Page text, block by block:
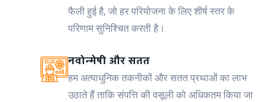
फैली हुई है, जो हर परियोजना के लिए शीर्ष स्तर के
परिणाम सुनिश्चित करती है।
नवोन्मेषी और सतत
हम अत्याधुनिक तकनीकों और सतत प्रथाओं का लाभ
उठाते हैं ताकि संपत्ति की वसूली को अधिकतम किया जा